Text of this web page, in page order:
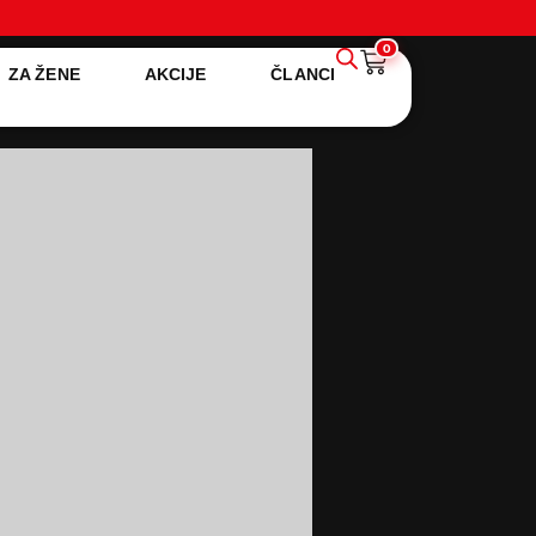
ZA ŽENE AKCIJE ČLANCI
0